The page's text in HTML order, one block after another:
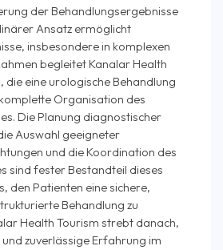
der Behandlungsergebnisse
Ansatz ermöglicht
insbesondere in komplexen
begleitet Kanalar Health
die eine urologische Behandlung
Organisation des
Die Planung diagnostischer
Auswahl geeigneter
und die Koordination des
sind fester Bestandteil dieses
den Patienten eine sichere,
Behandlung zu
Health Tourism strebt danach,
zuverlässige Erfahrung im